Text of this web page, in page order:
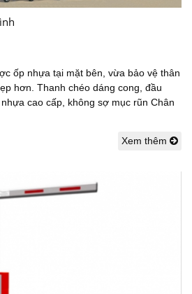
ốp nhựa tại mặt bên, vừa bảo vệ thân
hơn. Thanh chéo dáng cong, đầu
cao cấp, không sợ mục rũn Chân
Xem thêm